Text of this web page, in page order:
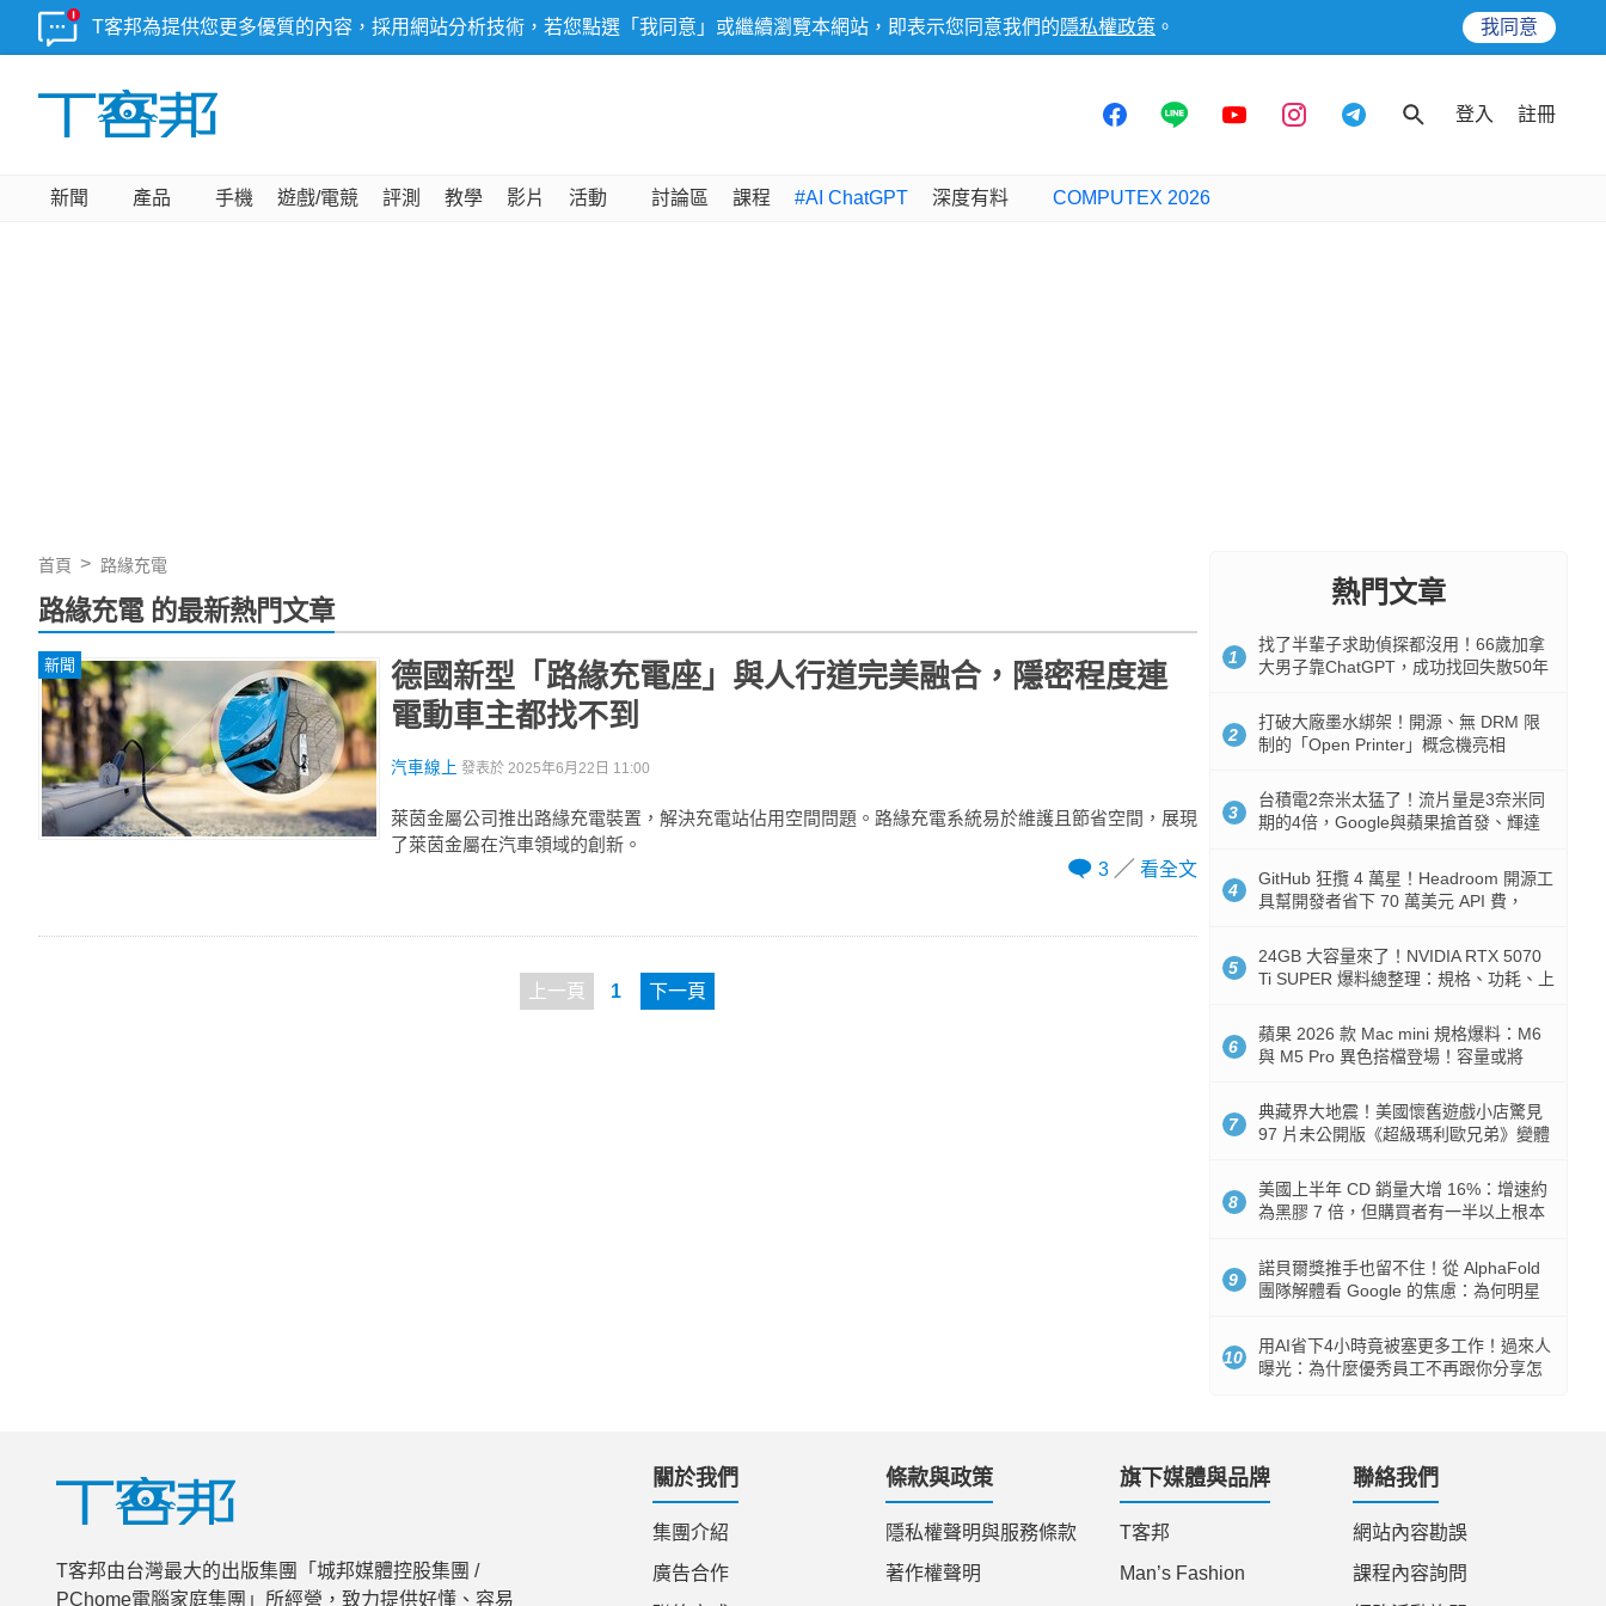
T客邦為提供您更多優質的內容，採用網站分析技術，若您點選「我同意」或繼續瀏覽本網站，即表示您同意我們的 隱私權政策 。 我同意
登入 註冊
新聞 產品 手機 遊戲/電競 評測 教學 影片 活動 討論區 課程 #AI ChatGPT 深度有料 COMPUTEX 2026
首頁 路緣充電
路緣充電 的最新熱門文章
新聞
德國新型「路緣充電座」與人行道完美融合，隱密程度連
電動車主都找不到
汽車線上 發表於 2025年6月22日 11:00
萊茵金屬公司推出路緣充電裝置，解決充電站佔用空間問題。路緣充電系統易於維護且節省空間，展現
了萊茵金屬在汽車領域的創新。
3
看全文
上一頁 1 下一頁
熱門文章
1
找了半輩子求助偵探都沒用！66歲加拿
大男子靠ChatGPT，成功找回失散50年
2
打破大廠墨水綁架！開源、無 DRM 限
制的「Open Printer」概念機亮相
3
台積電2奈米太猛了！流片量是3奈米同
期的4倍，Google與蘋果搶首發、輝達
4
GitHub 狂攬 4 萬星！Headroom 開源工
具幫開發者省下 70 萬美元 API 費，
5
24GB 大容量來了！NVIDIA RTX 5070
Ti SUPER 爆料總整理：規格、功耗、上
6
蘋果 2026 款 Mac mini 規格爆料：M6
與 M5 Pro 異色搭檔登場！容量或將
7
典藏界大地震！美國懷舊遊戲小店驚見
97 片未公開版《超級瑪利歐兄弟》變體
8
美國上半年 CD 銷量大增 16%：增速約
為黑膠 7 倍，但購買者有一半以上根本
9
諾貝爾獎推手也留不住！從 AlphaFold
團隊解體看 Google 的焦慮：為何明星
10
用AI省下4小時竟被塞更多工作！過來人
曝光：為什麼優秀員工不再跟你分享怎
T客邦由台灣最大的出版集團「城邦媒體控股集團 /
PChome電腦家庭集團」所經營，致力提供好懂、容易
關於我們
集團介紹
廣告合作
條款與政策
隱私權聲明與服務條款
著作權聲明
旗下媒體與品牌
T客邦
Man’s Fashion
聯絡我們
網站內容勘誤
課程內容詢問